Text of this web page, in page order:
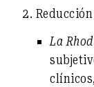
2.
La